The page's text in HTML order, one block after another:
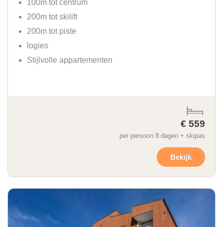
100m tot centrum
200m tot skilift
200m tot piste
logies
Stijlvolle appartementen
€ 559
per persoon 8 dagen + skipas
Bekijk